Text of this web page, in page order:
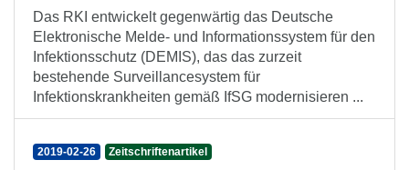
Das RKI entwickelt gegenwärtig das Deutsche
Elektronische Melde- und Informationssystem für den
Infektionsschutz (DEMIS), das das zurzeit
bestehende Surveillancesystem für
Infektionskrankheiten gemäß IfSG modernisieren ...
2019-02-26 Zeitschriftenartikel